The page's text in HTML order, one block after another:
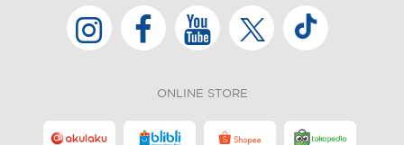
ONLINE STORE